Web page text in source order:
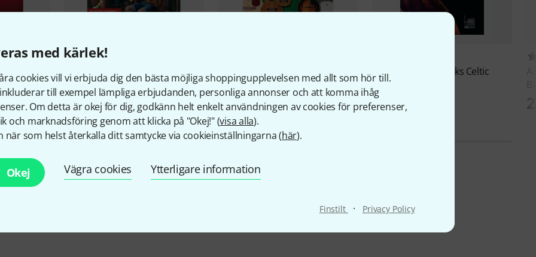
med kärlek!
cookies vill vi erbjuda dig den bästa möjliga shoppingupplevelsen med allt som hör till.
till exempel lämpliga erbjudanden, personliga annonser och att komma ihåg
Om detta är okej för dig, godkänn helt enkelt användningen av cookies för preferenser,
och marknadsföring genom att klicka på "Okej!" (visa alla).
när som helst återkalla ditt samtycke via cookieinställningarna (här).
Okej Vägra cookies Ytterligare information
Finstilt · Privacy Policy
Book
Schott
Rock & Pop Fetenbuch
XXL
368 kr
Hal Leonard
Strum Together
Celtic Songs
309 kr
Acoustic Music Books Celtic
Fingerstyle Guitar
243 kr